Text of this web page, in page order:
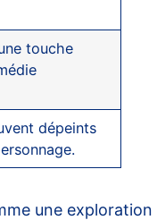
touche
dépeints
une exploration